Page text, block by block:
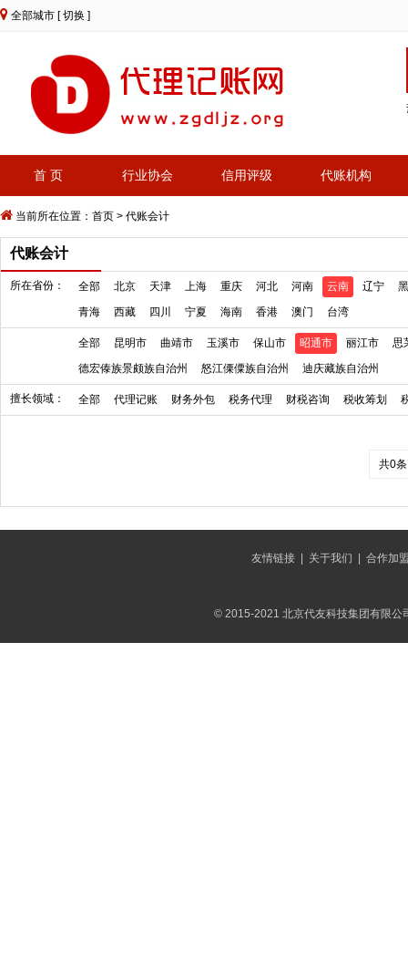
全部城市 [ 切换 ]
首 页 行业协会 信用评级 代账机构
当前所在位置： 首页 > 代账会计
代账会计
所在省份： 全部 北京 天津 上海 重庆 河北 河南 云南 辽宁
青海
西藏 四川 宁夏 海南 香港 澳门 台湾
全部 昆明市 曲靖市 玉溪市 保山市 昭通市 丽江市
思
德宏傣族景颇族自治州
怒江傈僳族自治州 迪庆藏族自治州
擅长领域： 全部 代理记账 财务外包 税务代理 财税咨询 税收筹划
共0条
友情链接| 关于我们 合作加
© 2015-2021 北京代友科技集团有限